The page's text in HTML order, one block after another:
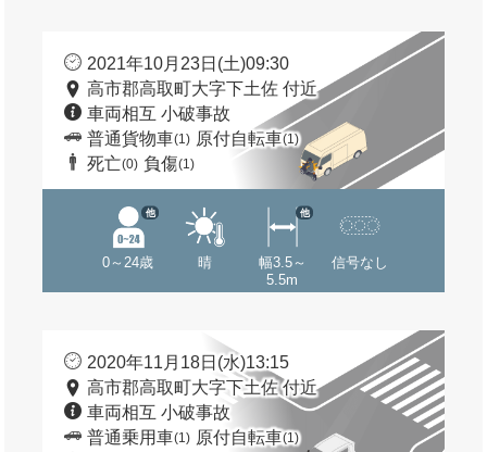
2021年10月23日(土)09:30
高市郡高取町大字下土佐 付近
車両相互 小破事故
普通貨物車(1) 原付自転車(1)
死亡(0) 負傷(1)
0～24歳
他
晴
幅3.5～
5.5m
他
信号なし
2020年11月18日(水)13:15
高市郡高取町大字下土佐 付近
車両相互 小破事故
普通乗用車(1) 原付自転車(1)